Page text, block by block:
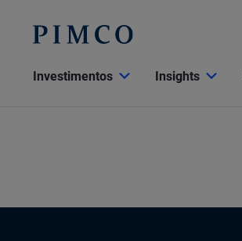
Investimentos Insights